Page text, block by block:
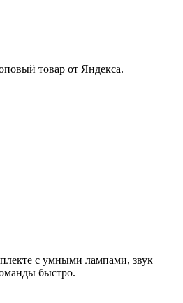
товар от Яндекса.
с умными лампами, звук
быстро.